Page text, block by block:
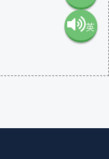
語（米
英